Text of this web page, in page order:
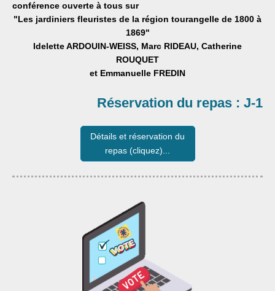
conférence ouverte à tous sur
"Les jardiniers fleuristes de la région tourangelle de 1800 à
1869"
Idelette ARDOUIN-WEISS, Marc RIDEAU, Catherine
ROUQUET
et Emmanuelle FREDIN
Réservation du repas : J-1
Détails et réservation du
repas (cliquez)...